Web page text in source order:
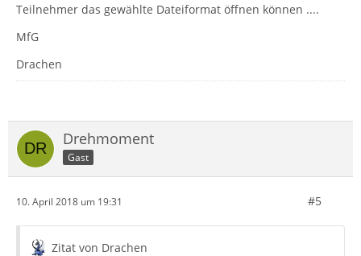
Teilnehmer das gewählte Dateiformat öffnen können ....
MfG
Drachen
Drehmoment
Gast
10. April 2018 um 19:31 #5
Zitat von Drachen